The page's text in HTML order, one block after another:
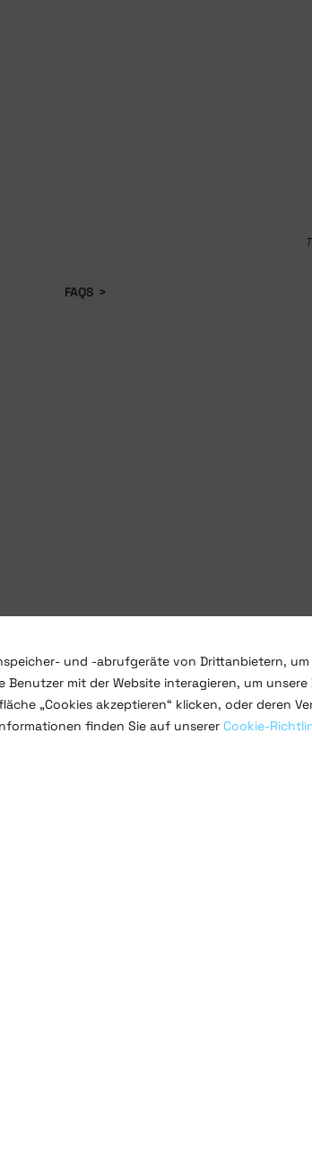
FAQS >
und -abrufgeräte von Drittanbietern,
mit der Website interagieren, um
„Cookies akzeptieren“ klicken, oder deren
finden Sie auf unserer Cookie-